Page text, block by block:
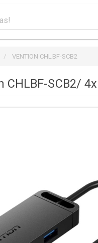
VENTION CHLBF-SCB2
CHLBF-SCB2/